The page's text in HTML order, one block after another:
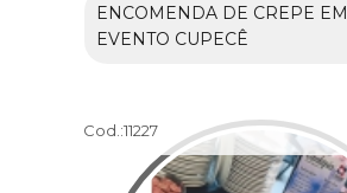
ENCOMENDA DE CREPE EM
EVENTO CUPECÊ
Cod.:11227